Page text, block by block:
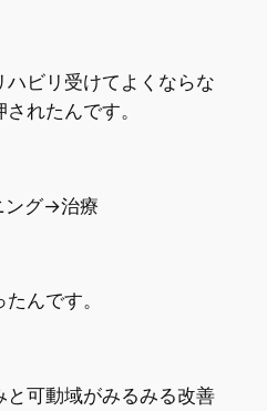
ハビリ受けてよくならな
れたんです。
グ→治療
んです。
可動域がみるみる改善